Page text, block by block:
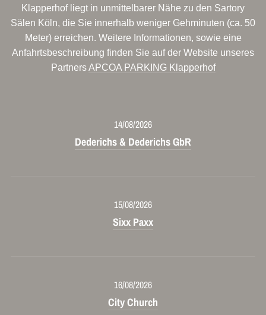
Klapperhof liegt in unmittelbarer Nähe zu den Sartory
Sälen Köln, die Sie innerhalb weniger Gehminuten (ca. 50
Meter) erreichen. Weitere Informationen, sowie eine
Anfahrtsbeschreibung finden Sie auf der Website unseres
PartnersAPCOA PARKING Klapperhof
14/08/2026
Dederichs & Dederichs GbR
15/08/2026
Sixx Paxx
16/08/2026
City Church